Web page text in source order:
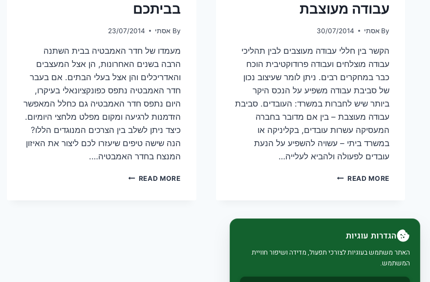
עבודה מעוצבת
By אסתי 30/07/2014
הקשר בין חללי עבודה מעוצבים לבין תהליכי
עבודה מוצלחים ועבודה פרודוקטיבית הוכח
כבר במחקרים רבים. ניתן לומר שעיצוב נכון
של סביבת עבודה משפיע על הנכס היקר
ביותר שיש לחברות במשרד: העובדים. סביבת
עבודה מעוצבת – בין אם מדובר בחברה
המעסיקה עשרות עובדים, בקליניקה או
במשרד ביתי – עשויה להשפיע על הנעת
עובדים לפעולה ולהביא לעלייה…
READ MORE
5
בחשבון
רוצים
בביתכם
By אסתי 23/07/2014
מעמדו של חדר האמבטיה בבית השתנה
הרבה בשנים האחרונות, הן אצל המעצבים
והאדריכלים והן אצל בעלי הבתים. אם בעבר
חדר האמבטיה נתפס כפונקציונאלי בעיקרו,
היום נתפס חדר האמבטיה גם כחלל המאפשר
הזדמנות לרגיעה ומקום מפלט מלחצי היומיום.
כיצד ניתן לשלב בין הצרכים המנוגדים הללו?
הנה שישה טיפים שיעזרו לכם ליצור את האיזון
המנצח בחדר האמבטיה….
READ MOREעיצוב
הגדרות עוגיות
האתר משתמש בעוגיות לצורכי תפעול, מדידה ושיפור חוויית
המשתמש.